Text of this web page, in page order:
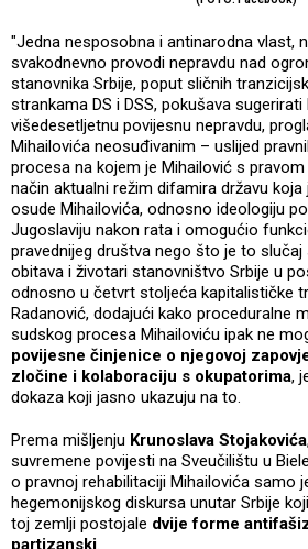
"Jedna nesposobna i antinarodna vlast,
svakodnevno provodi nepravdu nad
stanovnika Srbije, poput sličnih
strankama DS i DSS, pokušava
višedesetljetnu povijesnu nepravdu,
Mihailovića neosuđivanim – uslijed
procesa na kojem je Mihailović s
način aktualni režim difamira državu
osude Mihailovića, odnosno ideologiju
Jugoslaviju nakon rata i omogućio
pravednijeg društva nego što je to
obitava i životari stanovništvo Srbije u
odnosno u četvrt stoljeća kapitalističke
Radanović, dodajući kako proceduralne
sudskog procesa Mihailoviću ipak ne
povijesne činjenice o njegovoj
zločine i kolaboraciju s okupatorima,
dokaza koji jasno ukazuju na to.
Prema mišljenju Krunoslava Stojakovića
suvremene povijesti na Sveučilištu u
o pravnoj rehabilitaciji Mihailovića samo
hegemonijskog diskursa unutar Srbije
toj zemlji postojale dvije forme
partizanski